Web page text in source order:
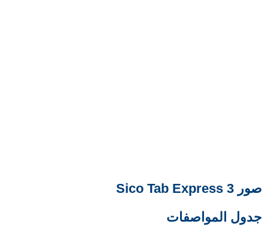
صور Sico Tab Express 3
جدول المواصفات